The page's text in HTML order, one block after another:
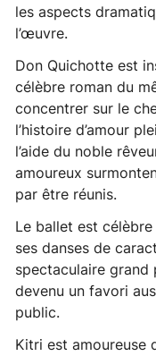
les aspects
l’œuvre.
Don Quichotte est
célèbre roman du
concentrer sur le
l’histoire d’amour
l’aide du noble
amoureux
par être réunis.
Le ballet est
ses danses de
spectaculaire grand
devenu un favori
public.
Kitri est amoureuse